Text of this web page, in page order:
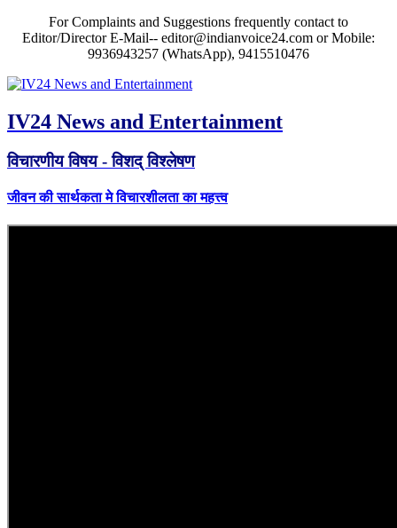
For Complaints and Suggestions frequently contact to
Editor/Director E-Mail-- editor@indianvoice24.com or Mobile:
9936943257 (WhatsApp), 9415510476
IV24 News and Entertainment
विचारणीय विषय - विशद् विश्लेषण
जीवन की सार्थकता मे विचारशीलता का महत्त्व